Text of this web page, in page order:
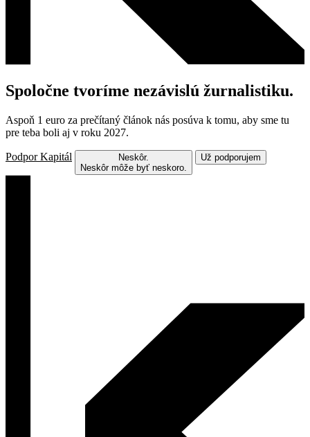
Spoločne tvoríme nezávislú žurnalistiku.
Aspoň 1 euro za prečítaný článok nás posúva k tomu, aby sme tu
pre teba boli aj v roku 2027.
Podpor Kapitál
Neskôr.
Neskôr môže byť neskoro.
Už podporujem